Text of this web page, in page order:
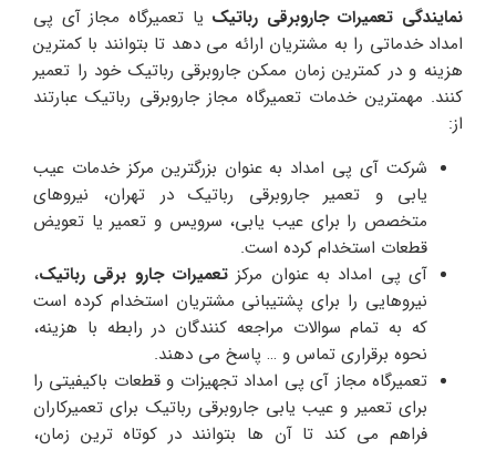
نمایندگی تعمیرات جاروبرقی رباتیک یا تعمیرگاه مجاز آی پی
امداد خدماتی را به مشتریان ارائه می دهد تا بتوانند با کمترین
هزینه و در کمترین زمان ممکن جاروبرقی رباتیک خود را تعمیر
کنند. مهمترین خدمات تعمیرگاه مجاز جاروبرقی رباتیک عبارتند
از:
شرکت آی پی امداد به عنوان بزرگترین مرکز خدمات عیب
یابی و تعمیر جاروبرقی رباتیک در تهران، نیروهای
متخصص را برای عیب یابی، سرویس و تعمیر یا تعویض
قطعات استخدام کرده است.
آی پی امداد به عنوان مرکز تعمیرات جارو برقی رباتیک،
نیروهایی را برای پشتیبانی مشتریان استخدام کرده است
که به تمام سوالات مراجعه کنندگان در رابطه با هزینه،
نحوه برقراری تماس و … پاسخ می دهند.
تعمیرگاه مجاز آی پی امداد تجهیزات و قطعات باکیفیتی را
برای تعمیر و عیب یابی جاروبرقی رباتیک برای تعمیرکاران
فراهم می کند تا آن ها بتوانند در کوتاه ترین زمان،